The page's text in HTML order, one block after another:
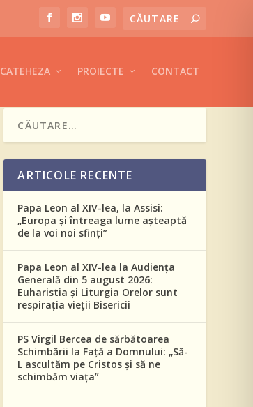
CATEHEZA PROIECTE CONTACT
ARTICOLE RECENTE
Papa Leon al XIV-lea, la Assisi:
„Europa și întreaga lume așteaptă
de la voi noi sfinți”
Papa Leon al XIV-lea la Audiența
Generală din 5 august 2026:
Euharistia și Liturgia Orelor sunt
respirația vieții Bisericii
PS Virgil Bercea de sărbătoarea
Schimbării la Față a Domnului: „Să-
L ascultăm pe Cristos și să ne
schimbăm viața”